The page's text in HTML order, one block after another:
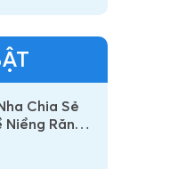
Chia Sẻ
Niềng Răng
Vẫn